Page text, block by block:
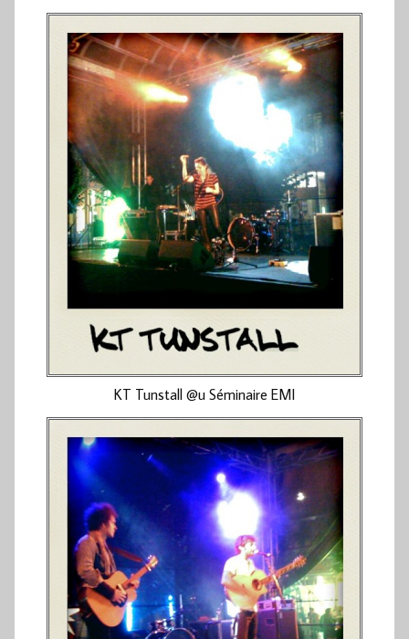
KT Tunstall @u Séminaire EMI